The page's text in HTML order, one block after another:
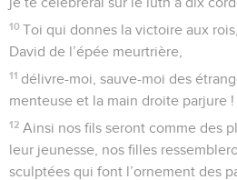
10 Toi qui donnes la victoire aux
David de l’épée meurtrière,
11 délivre-moi, sauve-moi des
menteuse et la main droite parjure !
12 Ainsi nos fils seront comme des
leur jeunesse, nos filles
sculptées qui font l’ornement des